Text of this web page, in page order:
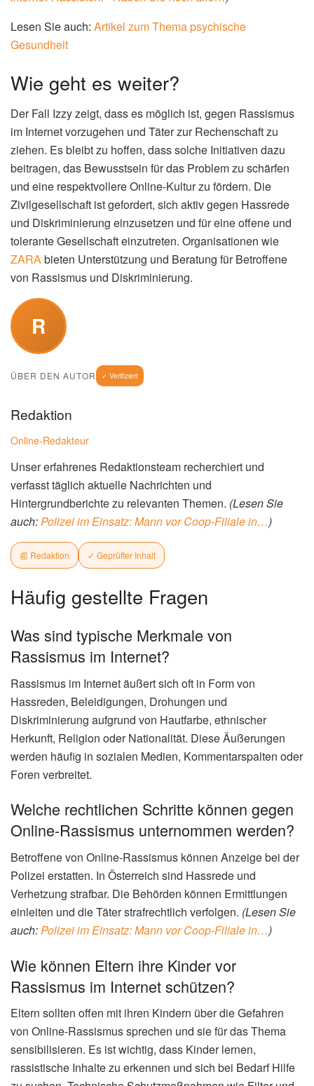
Lesen Sie auch: Artikel zum Thema psychische
Gesundheit
Wie geht es weiter?
Der Fall Izzy zeigt, dass es möglich ist, gegen Rassismus
im Internet vorzugehen und Täter zur Rechenschaft zu
ziehen. Es bleibt zu hoffen, dass solche Initiativen dazu
beitragen, das Bewusstsein für das Problem zu schärfen
und eine respektvollere Online-Kultur zu fördern. Die
Zivilgesellschaft ist gefordert, sich aktiv gegen Hassrede
und Diskriminierung einzusetzen und für eine offene und
tolerante Gesellschaft einzutreten. Organisationen wie
ZARAbieten Unterstützung und Beratung für Betroffene
von Rassismus und Diskriminierung.
R
ÜBER DEN AUTOR ✓ Verifiziert
Redaktion
Online-Redakteur
Unser erfahrenes Redaktionsteam recherchiert und
verfasst täglich aktuelle Nachrichten und
Hintergrundberichte zu relevanten Themen. (Lesen Sie
auch: Polizei im Einsatz: Mann vor Coop-Filiale in…)
📰 Redaktion ✓ Geprüfter Inhalt
Häufig gestellte Fragen
Was sind typische Merkmale von
Rassismus im Internet?
Rassismus im Internet äußert sich oft in Form von
Hassreden, Beleidigungen, Drohungen und
Diskriminierung aufgrund von Hautfarbe, ethnischer
Herkunft, Religion oder Nationalität. Diese Äußerungen
werden häufig in sozialen Medien, Kommentarspalten oder
Foren verbreitet.
Welche rechtlichen Schritte können gegen
Online-Rassismus unternommen werden?
Betroffene von Online-Rassismus können Anzeige bei der
Polizei erstatten. In Österreich sind Hassrede und
Verhetzung strafbar. Die Behörden können Ermittlungen
einleiten und die Täter strafrechtlich verfolgen. (Lesen Sie
auch:Polizei im Einsatz: Mann vor Coop-Filiale in…)
Wie können Eltern ihre Kinder vor
Rassismus im Internet schützen?
Eltern sollten offen mit ihren Kindern über die Gefahren
von Online-Rassismus sprechen und sie für das Thema
sensibilisieren. Es ist wichtig, dass Kinder lernen,
rassistische Inhalte zu erkennen und sich bei Bedarf Hilfe